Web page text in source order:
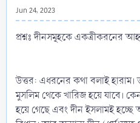
Jun 24, 2023
প্রশ্নঃ দীনসমূহকে একত্রীকরনের
উত্তর: এধরনের কথা বলাই
মুসলিম থেকে খারিজ হয়ে যাবে।
হয়ে গেছে এবং দীন ইসলামই হচ্ছে